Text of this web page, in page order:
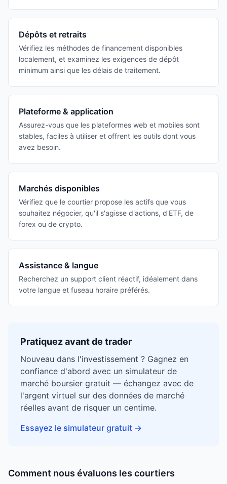
Dépôts et retraits
Vérifiez les méthodes de financement disponibles
localement, et examinez les exigences de dépôt
minimum ainsi que les délais de traitement.
Plateforme & application
Assurez-vous que les plateformes web et mobiles sont
stables, faciles à utiliser et offrent les outils dont vous
avez besoin.
Marchés disponibles
Vérifiez que le courtier propose les actifs que vous
souhaitez négocier, qu'il s'agisse d'actions, d'ETF, de
forex ou de crypto.
Assistance & langue
Recherchez un support client réactif, idéalement dans
votre langue et fuseau horaire préférés.
Pratiquez avant de trader
Nouveau dans l'investissement ? Gagnez en
confiance d'abord avec un simulateur de
marché boursier gratuit — échangez avec de
l'argent virtuel sur des données de marché
réelles avant de risquer un centime.
Essayez le simulateur gratuit →
Comment nous évaluons les courtiers